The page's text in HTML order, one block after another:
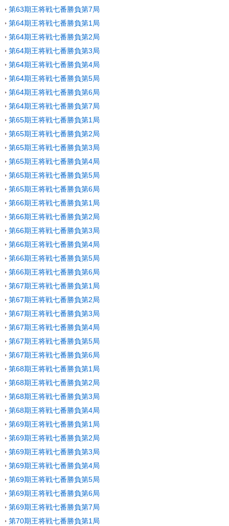
第63期王将戦七番勝負第7局
第64期王将戦七番勝負第1局
第64期王将戦七番勝負第2局
第64期王将戦七番勝負第3局
第64期王将戦七番勝負第4局
第64期王将戦七番勝負第5局
第64期王将戦七番勝負第6局
第64期王将戦七番勝負第7局
第65期王将戦七番勝負第1局
第65期王将戦七番勝負第2局
第65期王将戦七番勝負第3局
第65期王将戦七番勝負第4局
第65期王将戦七番勝負第5局
第65期王将戦七番勝負第6局
第66期王将戦七番勝負第1局
第66期王将戦七番勝負第2局
第66期王将戦七番勝負第3局
第66期王将戦七番勝負第4局
第66期王将戦七番勝負第5局
第66期王将戦七番勝負第6局
第67期王将戦七番勝負第1局
第67期王将戦七番勝負第2局
第67期王将戦七番勝負第3局
第67期王将戦七番勝負第4局
第67期王将戦七番勝負第5局
第67期王将戦七番勝負第6局
第68期王将戦七番勝負第1局
第68期王将戦七番勝負第2局
第68期王将戦七番勝負第3局
第68期王将戦七番勝負第4局
第69期王将戦七番勝負第1局
第69期王将戦七番勝負第2局
第69期王将戦七番勝負第3局
第69期王将戦七番勝負第4局
第69期王将戦七番勝負第5局
第69期王将戦七番勝負第6局
第69期王将戦七番勝負第7局
第70期王将戦七番勝負第1局